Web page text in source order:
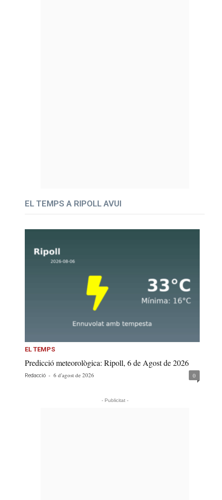
EL TEMPS A RIPOLL AVUI
EL TEMPS
Predicció meteorològica: Ripoll, 6 de Agost de 2026
Redacció - 6 d'agost de 2026 0
- Publicitat -